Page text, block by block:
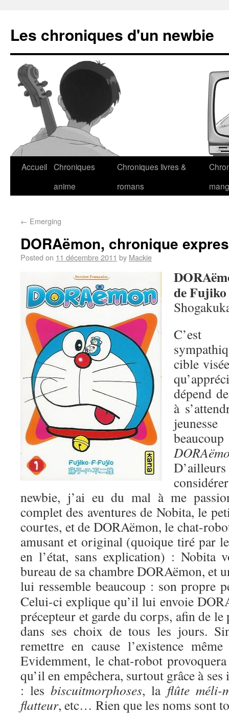
Les chroniques d'un newbie
Accueil Chroniques
anime
Chroniques livres &
romans
← Emerging
DORAëmon, chronique
Posted on 11 décembre 2011 by Mackie
de
C’est
cible
dépend
à
newbie, j’ai eu du mal à me
complet des aventures de Nobita, le
courtes, et de DORAëmon, le chat-
amusant et original (quoique tiré par
en l’état, sans explication) :
bureau de sa chambre DORAëmon, et
lui ressemble beaucoup : son propre
Celui-ci explique qu’il lui envoie
précepteur et garde du corps, afin de
dans ses choix de tous les jours.
remettre en cause l’existence
Evidemment, le chat-robot
qu’il en empêchera, surtout grâce à
: lesbiscuitmorphoses, la flûte méli-
flatteur, etc… Rien que les noms sont